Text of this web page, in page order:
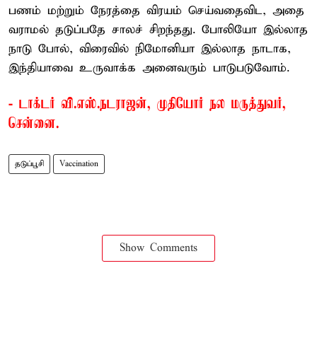
பணம் மற்றும் நேரத்தை விரயம் செய்வதைவிட, அதை
வராமல் தடுப்பதே சாலச் சிறந்தது. போலியோ இல்லாத
நாடு போல், விரைவில் நிமோனியா இல்லாத நாடாக,
இந்தியாவை உருவாக்க அனைவரும் பாடுபடுவோம்.
- டாக்டர் வி.எஸ்.நடராஜன், முதியோர் நல மருத்துவர்,
சென்னை.
தடுப்பூசி Vaccination
Show Comments